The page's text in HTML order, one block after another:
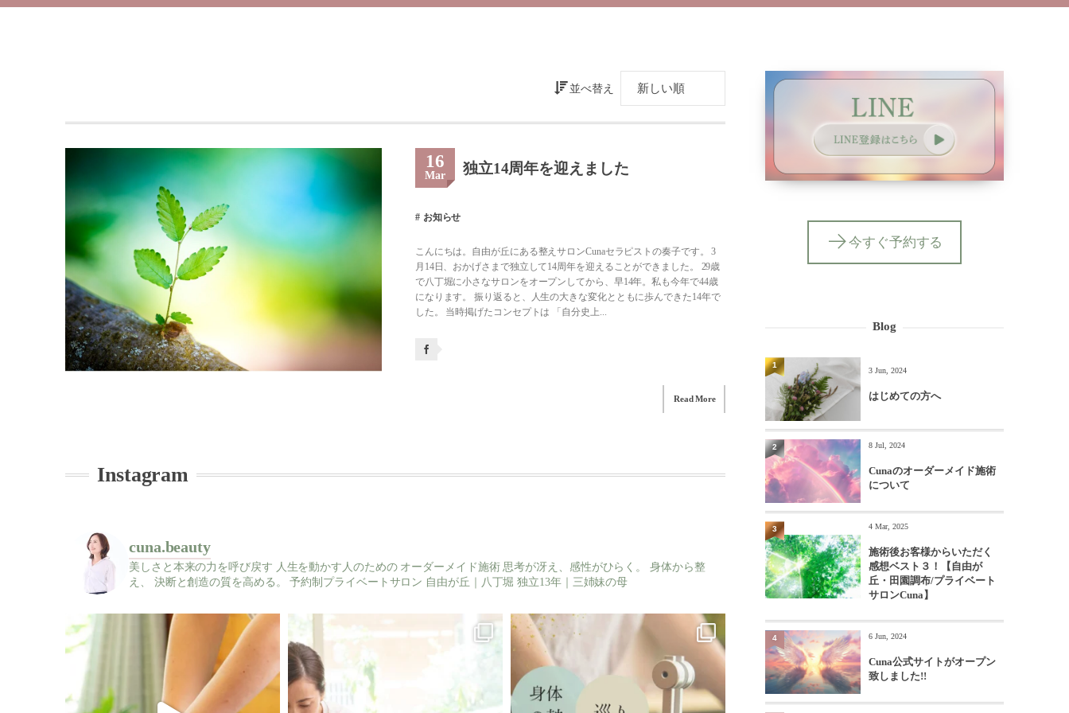
並べ替え
16
Mar 独立14周年を迎えました
お知らせ
こんにちは。自由が丘にある整えサロンCunaセラピストの奏子です。 3
月14日、おかげさまで独立して14周年を迎えることができました。 29歳
で八丁堀に小さなサロンをオープンしてから、早14年。私も今年で44歳
になります。 振り返ると、人生の大きな変化とともに歩んできた14年で
した。 当時掲げたコンセプトは 「自分史上...
Read More
Instagram
cuna.beauty
美しさと本来の力を呼び戻す 人生を動かす人のためのオーダーメイド施術思考が冴え、感性がひらく。
身体から整
え、
決断と創造の質を高める。 予約制プライベートサロン 自由が丘｜八丁堀 独立13年｜三姉妹の母
今すぐ予約する
Blog
3 Jun, 2024
はじめての方へ
1
8 Jul, 2024
Cunaのオーダーメイド施術
について
2
4 Mar, 2025
施術後お客様からいただく
感想ベスト３！【自由が
丘・田園調布/プライベート
サロンCuna】
3
6 Jun, 2024
Cuna公式サイトがオープン
致しました!!
4